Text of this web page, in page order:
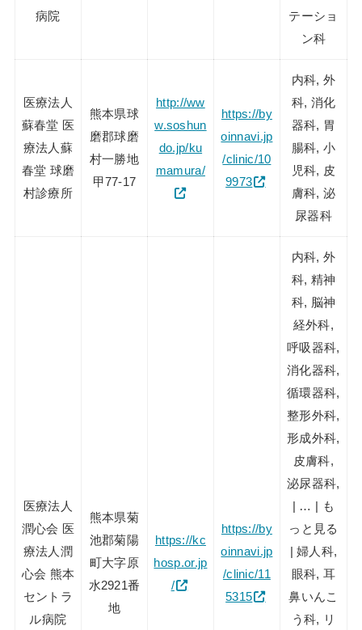
病院
テーショ
ン科
医療法人
蘇春堂 医
療法人蘇
春堂 球磨
村診療所
熊本県球
磨郡球磨
村一勝地
甲77-17
http://ww
w.soshun
do.jp/ku
mamura/
https://by
oinnavi.jp
/clinic/10
9973
内科, 外
科, 消化
器科, 胃
腸科, 小
児科, 皮
膚科, 泌
尿器科
医療法人
潤心会 医
療法人潤
心会 熊本
セントラ
ル病院
熊本県菊
池郡菊陽
町大字原
水2921番
地
https://kc
hosp.or.jp
/
https://by
oinnavi.jp
/clinic/11
5315
内科, 外
科, 精神
科, 脳神
経外科,
呼吸器科,
消化器科,
循環器科,
整形外科,
形成外科,
皮膚科,
泌尿器科,
| … | も
っと見る
| 婦人科,
眼科, 耳
鼻いんこ
う科, リ